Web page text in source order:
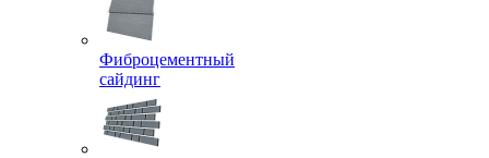
Фиброцементный
сайдинг